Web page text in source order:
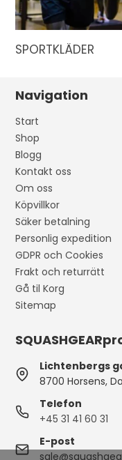
SPORTKLÄDER
Navigation
Start
Shop
Blogg
Kontakt oss
Om oss
Köpvillkor
Säker betalning
Personlig expedition
GDPR och Cookies
Frakt och returrätt
Gå til Korg
Sitemap
Lichtenbergs
8700 Horsens,
Telefon
+45 31 41 60 31
E-post